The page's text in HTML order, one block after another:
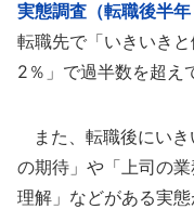
実態調査（転職後半年
転職先で「いきいき
2％」で過半数を超え
また、転職後にいき
の期待」や「上司の
理解」などがある実態